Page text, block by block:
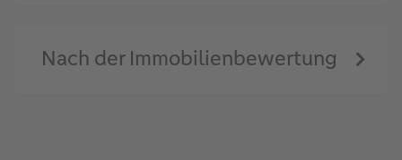
Nach der Immobilienbewertung